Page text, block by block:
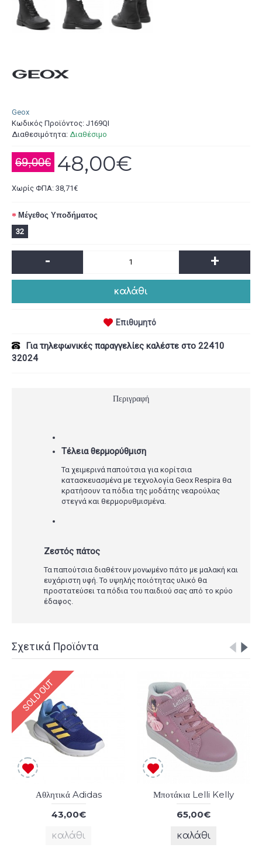
Geox
Κωδικός Προϊόντος: J169QI
Διαθεσιμότητα: Διαθέσιμο
69,00€ 48,00€
Χωρίς ΦΠΑ: 38,71€
Μέγεθος Υποδήματος
32
- +
καλάθι
Επιθυμητό
Για τηλεφωνικές παραγγελίες καλέστε στο 22410
32024
Περιγραφή
Τέλεια θερμορύθμιση
Τα χειμερινά παπούτσια για κορίτσια
κατασκευασμένα με τεχνολογία Geox Respira θα
κρατήσουν τα πόδια της μοδάτης νεαρούλας
στεγνά και θερμορυθμισμένα.
Ζεστός πάτος
Τα παπούτσια διαθέτουν μονωμένο πάτο με μαλακή και
ευχάριστη υφή. Το υψηλής ποιότητας υλικό θα
προστατεύσει τα πόδια του παιδιού σας από το κρύο
έδαφος.
Σχετικά Προϊόντα
SOLD OUT
Αθλητικά Adidas
43,00€
καλάθι
Μποτάκια Lelli Kelly
65,00€
καλάθι